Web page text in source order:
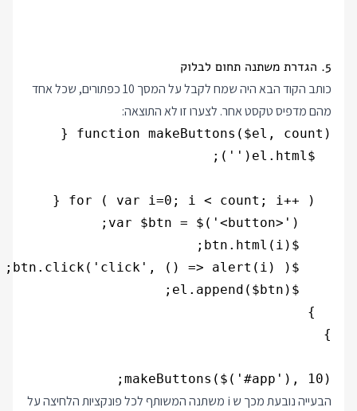
5. הגדרת משתנה תחום לבלוק
כותב הקוד הבא היה שמח לקבל על המסך 10 כפתורים, שכל אחד
מהם מדפיס טקסט אחר. לצערו זו לא התוצאה:
makeButtons($('#app'), 10);
הבעייה נובעת מכך ש i משתנה המשותף לכל פונקציות הלחיצה על